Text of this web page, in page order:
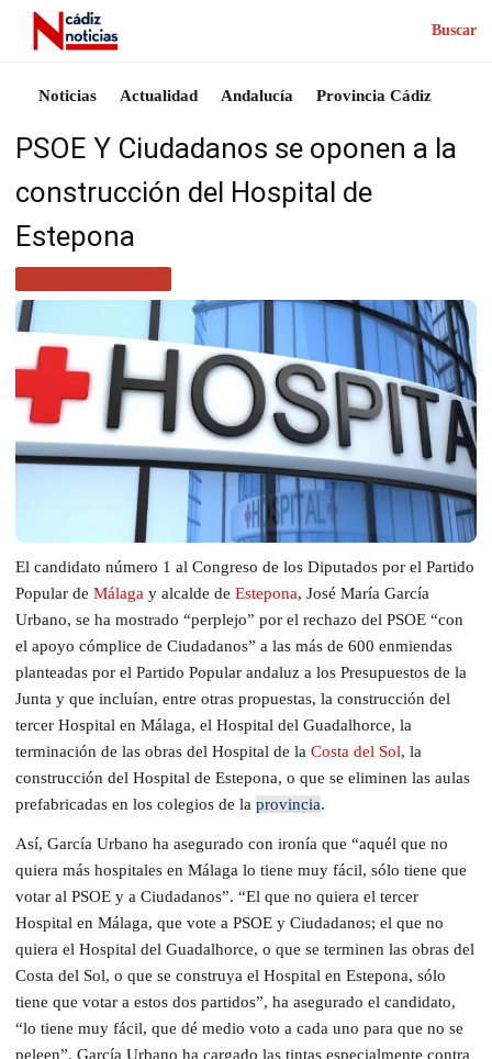
Buscar
Noticias Actualidad Andalucía Provincia Cádiz
PSOE Y Ciudadanos se oponen a la
construcción del Hospital de
Estepona
El candidato número 1 al Congreso de los Diputados por el Partido
Popular de Málaga y alcalde de Estepona, José María García
Urbano, se ha mostrado “perplejo” por el rechazo del PSOE “con
el apoyo cómplice de Ciudadanos” a las más de 600 enmiendas
planteadas por el Partido Popular andaluz a los Presupuestos de la
Junta y que incluían, entre otras propuestas, la construcción del
tercer Hospital en Málaga, el Hospital del Guadalhorce, la
terminación de las obras del Hospital de la Costa del Sol, la
construcción del Hospital de Estepona, o que se eliminen las aulas
prefabricadas en los colegios de la provincia.
Así, García Urbano ha asegurado con ironía que “aquél que no
quiera más hospitales en Málaga lo tiene muy fácil, sólo tiene que
votar al PSOE y a Ciudadanos”. “El que no quiera el tercer
Hospital en Málaga, que vote a PSOE y Ciudadanos; el que no
quiera el Hospital del Guadalhorce, o que se terminen las obras del
Costa del Sol, o que se construya el Hospital en Estepona, sólo
tiene que votar a estos dos partidos”, ha asegurado el candidato,
“lo tiene muy fácil, que dé medio voto a cada uno para que no se
peleen”. García Urbano ha cargado las tintas especialmente contra